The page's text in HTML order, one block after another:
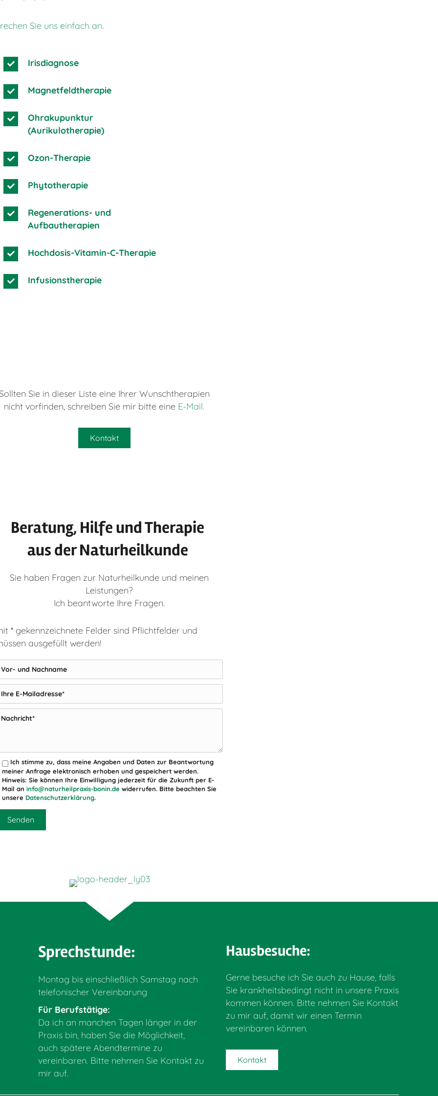
Sie uns einfach an.
Irisdiagnose
Magnetfeldtherapie
Ohrakupunktur
(Aurikulotherapie)
Ozon-Therapie
Phytotherapie
Regenerations- und
Aufbautherapien
Hochdosis-Vitamin-C-Therapie
Infusionstherapie
Sie in dieser Liste eine Ihrer Wunschtherapien
nicht vorfinden, schreiben Sie mir bitte eine E-Mail.
Kontakt
Beratung, Hilfe und Therapie
aus der Naturheilkunde
Sie haben Fragen zur Naturheilkunde und meinen
Leistungen?
Ich beantworte Ihre Fragen.
* gekennzeichnete Felder sind Pflichtfelder und
ausgefüllt werden!
Ich stimme zu, dass meine Angaben und Daten zur Beantwortung
meiner Anfrage elektronisch erhoben und gespeichert werden.
Hinweis: Sie können Ihre Einwilligung jederzeit für die Zukunft per E-
Mail an info@naturheilpraxis-bonin.de widerrufen. Bitte beachten Sie
unsere Datenschutzerklärung.
Sprechstunde:
Montag bis einschließlich Samstag nach
telefonischer Vereinbarung
Für Berufstätige:
Da ich an manchen Tagen länger in der
Praxis bin, haben Sie die Möglichkeit,
auch spätere Abendtermine zu
vereinbaren. Bitte nehmen Sie Kontakt zu
mir auf.
Hausbesuche:
Gerne besuche ich Sie auch zu Hause, falls
Sie krankheitsbedingt nicht in unsere Praxis
kommen können. Bitte nehmen Sie Kontakt
zu mir auf, damit wir einen Termin
vereinbaren können.
Kontakt